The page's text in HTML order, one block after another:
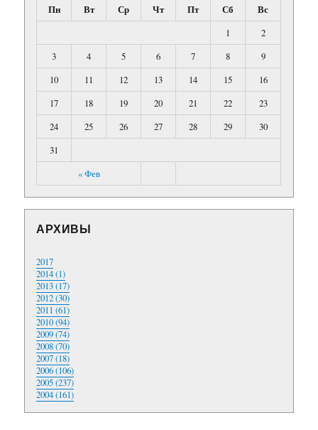
Пн Вт Ср Чт Пт Сб Вс
« Фев
1
2
3
4 5 6 7 8
9
10
11 12 13 14 15
16
17
18 19 20 21 22
23
24
25 26 27 28 29
30
31
АРХИВЫ
2017
2014 (1)
2013 (17)
2012 (30)
2011 (61)
2010 (94)
2009 (74)
2008 (70)
2007 (18)
2006 (106)
2005 (237)
2004 (161)